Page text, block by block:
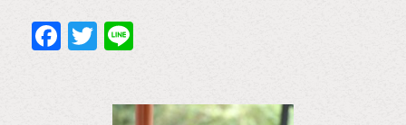
Facebook
Twitter